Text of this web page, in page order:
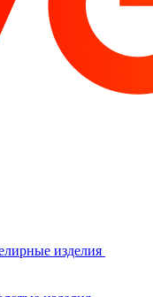
изделия